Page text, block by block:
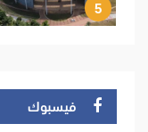
5
فيسبوك